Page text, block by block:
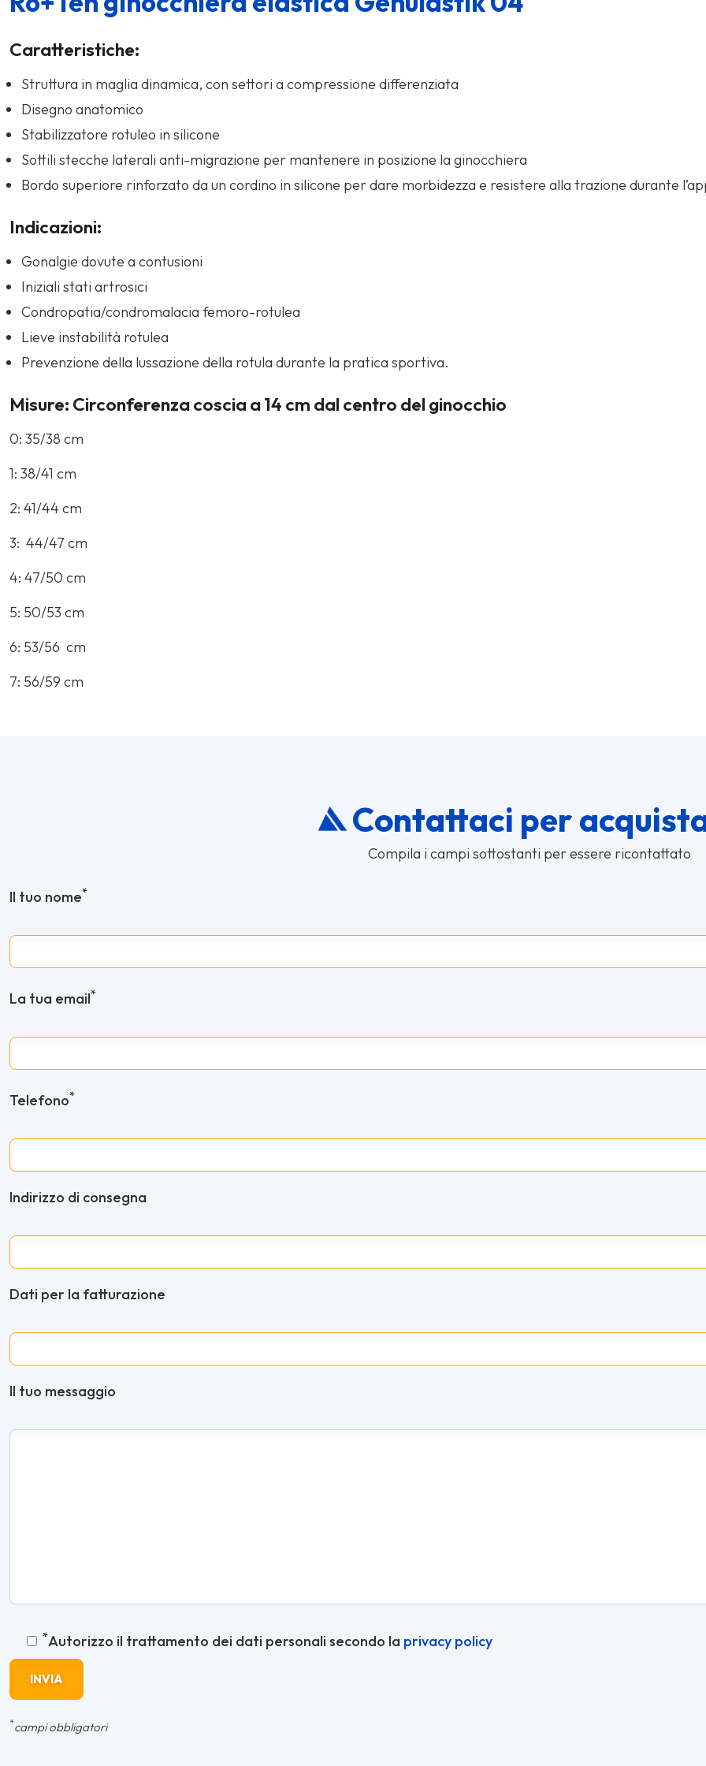
Caratteristiche:
Struttura in maglia dinamica, con settori a compressione differenziata
Disegno anatomico
Stabilizzatore rotuleo in silicone
Sottili stecche laterali anti-migrazione per mantenere in posizione la ginocchiera
Bordo superiore rinforzato da un cordino in silicone per dare morbidezza e resistere alla trazione durante
Indicazioni:
Gonalgie dovute a contusioni
Iniziali stati artrosici
Condropatia/condromalacia femoro-rotulea
Lieve instabilità rotulea
Prevenzione della lussazione della rotula durante la pratica sportiva.
Misure: Circonferenza coscia a 14 cm dal centro del ginocchio
0: 35/38 cm
1: 38/41 cm
2: 41/44 cm
3: 44/47 cm
4: 47/50 cm
5: 50/53 cm
6: 53/56 cm
7: 56/59 cm
Contattaci per
Compila i campi sottostanti per essere ricontattato
Il tuo nome*
La tua email*
Telefono*
Indirizzo di consegna
Dati per la fatturazione
Il tuo messaggio
*Autorizzo il trattamento dei dati personali secondo la privacy policy
*campi obbligatori